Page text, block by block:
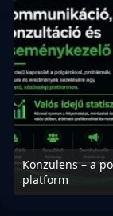
Konzulens – a
platform